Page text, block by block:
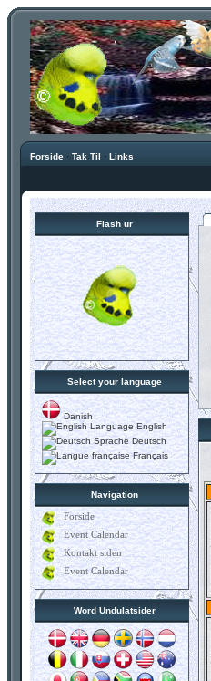
Forside · Tak Til · Links
Flash ur
Select your language
Danish
English
Deutsch
Français
Navigation
Forside
Event Calendar
Kontakt siden
Event Calendar
Word Undulatsider